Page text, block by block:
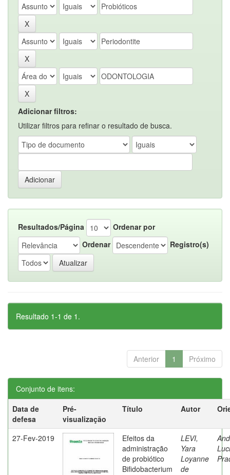
Adicionar filtros:
Utilizar filtros para refinar o resultado de busca.
Resultados/Página
Ordenar por
Ordenar
Registro(s)
Resultado 1-1 de 1.
Anterior 1 Próximo
Conjunto de itens:
Data de
defesa
Pré-
visualização
Título Autor
27-Fev-2019
Efeitos da
administração
de probiótico
Bifidobacterium
LEVI,
Yara
Loyanne
de